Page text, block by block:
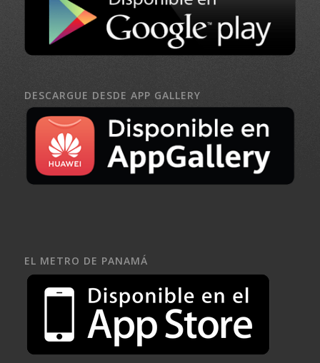
DESCARGUE DESDE APP GALLERY
EL METRO DE PANAMÁ